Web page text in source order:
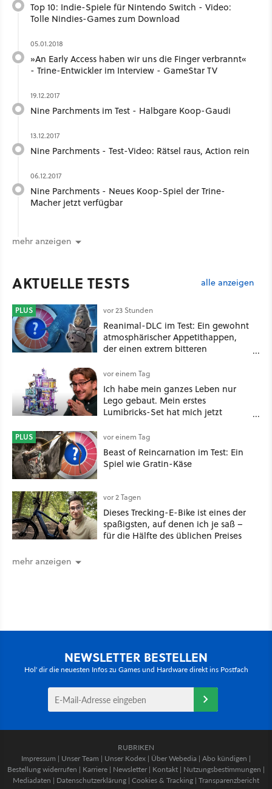
Top 10: Indie-Spiele für Nintendo Switch - Video:
Tolle Nindies-Games zum Download
05.01.2018
»An Early Access haben wir uns die Finger verbrannt«
- Trine-Entwickler im Interview - GameStar TV
19.12.2017
Nine Parchments im Test - Halbgare Koop-Gaudi
13.12.2017
Nine Parchments - Test-Video: Rätsel raus, Action rein
06.12.2017
Nine Parchments - Neues Koop-Spiel der Trine-
Macher jetzt verfügbar
mehr anzeigen
AKTUELLE TESTS alle anzeigen
PLUS vor 23 Stunden
Reanimal-DLC im Test: Ein gewohnt
atmosphärischer Appetithappen,
der einen extrem bitteren
vor einem Tag
Ich habe mein ganzes Leben nur
Lego gebaut. Mein erstes
Lumibricks-Set hat mich jetzt
Stack im Test
PLUS vor einem Tag
Beast of Reincarnation im Test: Ein
Spiel wie Gratin-Käse
vor 2 Tagen
Dieses Trecking-E-Bike ist eines der
spaßigsten, auf denen ich je saß –
für die Hälfte des üblichen Preises
mehr anzeigen
NEWSLETTER BESTELLEN
Hol' dir die neuesten Infos zu Games und Hardware direkt ins Postfach
RUBRIKEN
Impressum | Unser Team | Unser Kodex | Über Webedia | Abo kündigen |
Bestellung widerrufen | Karriere | Newsletter | Kontakt | Nutzungsbestimmungen |
Mediadaten | Datenschutzerklärung | Cookies & Tracking | Transparenzbericht